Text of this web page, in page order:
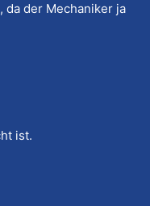
der Mechaniker ja
ist.